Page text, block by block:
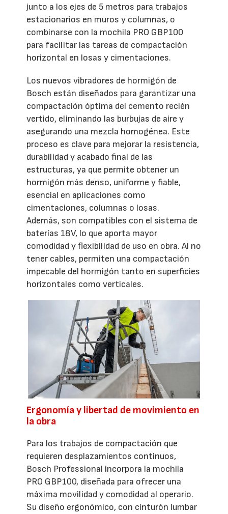
junto a los ejes de 5 metros para trabajos
estacionarios en muros y columnas, o
combinarse con la mochila PRO GBP100
para facilitar las tareas de compactación
horizontal en losas y cimentaciones.
Los nuevos vibradores de hormigón de
Bosch están diseñados para garantizar una
compactación óptima del cemento recién
vertido, eliminando las burbujas de aire y
asegurando una mezcla homogénea. Este
proceso es clave para mejorar la resistencia,
durabilidad y acabado final de las
estructuras, ya que permite obtener un
hormigón más denso, uniforme y fiable,
esencial en aplicaciones como
cimentaciones, columnas o losas.
Además, son compatibles con el sistema de
baterías 18V, lo que aporta mayor
comodidad y flexibilidad de uso en obra. Al no
tener cables, permiten una compactación
impecable del hormigón tanto en superficies
horizontales como verticales.
Ergonomía y libertad de movimiento en
la obra
Para los trabajos de compactación que
requieren desplazamientos continuos,
Bosch Professional incorpora la mochila
PRO GBP100, diseñada para ofrecer una
máxima movilidad y comodidad al operario.
Su diseño ergonómico, con cinturón lumbar